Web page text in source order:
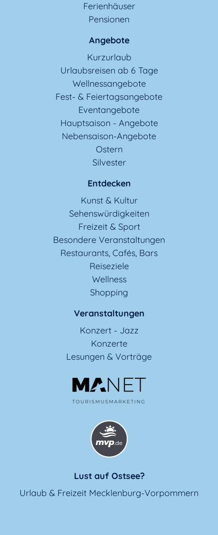
Ferienhäuser
Pensionen
Angebote
Kurzurlaub
Urlaubsreisen ab 6 Tage
Wellnessangebote
Fest- & Feiertagsangebote
Eventangebote
Hauptsaison - Angebote
Nebensaison-Angebote
Ostern
Silvester
Entdecken
Kunst & Kultur
Sehenswürdigkeiten
Freizeit & Sport
Besondere Veranstaltungen
Restaurants, Cafés, Bars
Reiseziele
Wellness
Shopping
Veranstaltungen
Konzert - Jazz
Konzerte
Lesungen & Vorträge
Lust auf Ostsee?
Urlaub & Freizeit Mecklenburg-Vorpommern